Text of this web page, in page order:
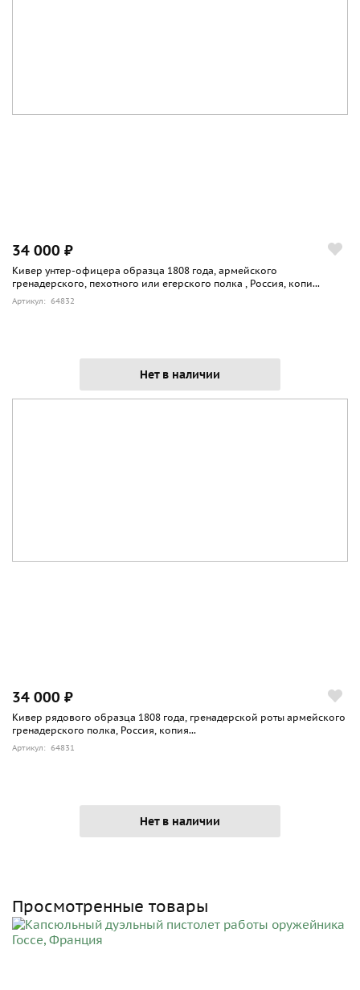
34 000 ₽
Кивер унтер-офицера образца 1808 года, армейского
гренадерского, пехотного или егерского полка , Россия, копи...
Артикул: 64832
Нет в наличии
34 000 ₽
Кивер рядового образца 1808 года, гренадерской роты армейского
гренадерского полка, Россия, копия...
Артикул: 64831
Нет в наличии
Просмотренные товары